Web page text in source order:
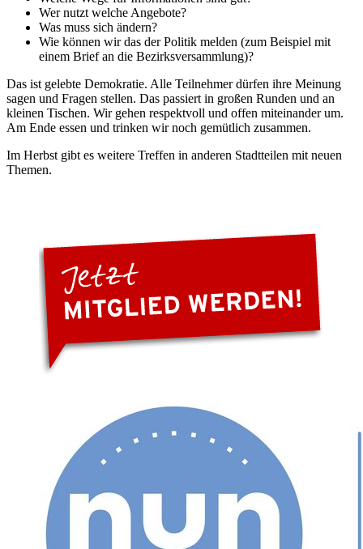
Wer nutzt welche Angebote?
Was muss sich ändern?
Wie können wir das der Politik melden (zum Beispiel mit
einem Brief an die Bezirksversammlung)?
Das ist gelebte Demokratie. Alle Teilnehmer dürfen ihre Meinung
sagen und Fragen stellen. Das passiert in großen Runden und an
kleinen Tischen. Wir gehen respektvoll und offen miteinander um.
Am Ende essen und trinken wir noch gemütlich zusammen.
Im Herbst gibt es weitere Treffen in anderen Stadtteilen mit neuen
Themen.